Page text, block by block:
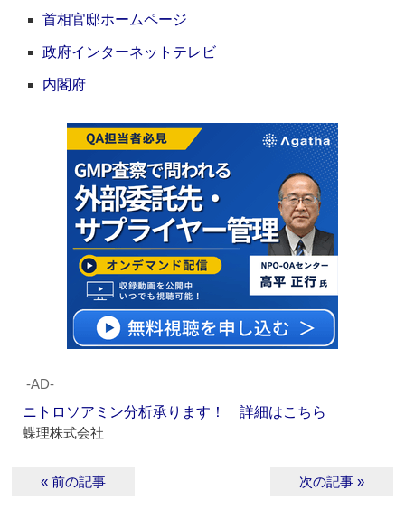
首相官邸ホームページ
政府インターネットテレビ
内閣府
‐AD‐
ニトロソアミン分析承ります！ 詳細はこちら
蝶理株式会社
« 前の記事 次の記事 »